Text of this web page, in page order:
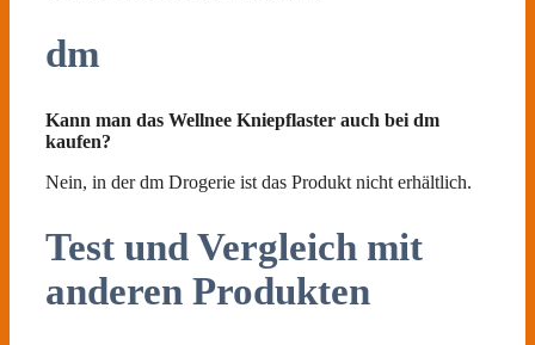
dm
Kann man das Wellnee Kniepflaster auch bei dm
kaufen?
Nein, in der dm Drogerie ist das Produkt nicht erhältlich.
Test und Vergleich mit
anderen Produkten